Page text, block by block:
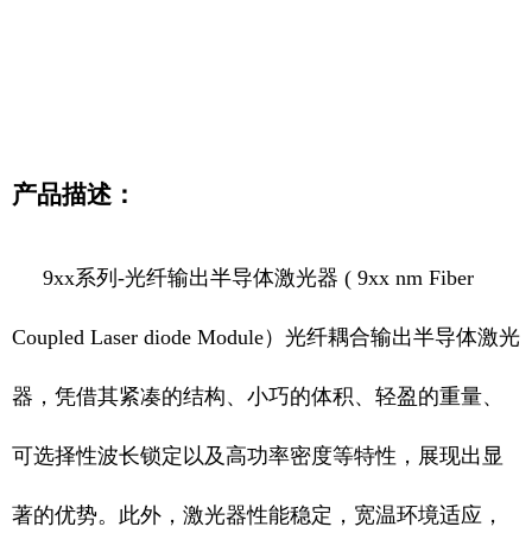
产品描述：
9xx系列-光纤输出半导体激光器 ( 9xx nm Fiber
Coupled Laser diode Module）光纤耦合输出半导体激光
器，凭借其紧凑的结构、小巧的体积、轻盈的重量、
可选择性波长锁定以及高功率密度等特性，展现出显
著的优势。此外，激光器性能稳定，宽温环境适应，